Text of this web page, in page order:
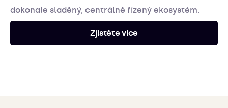
dokonale sladěný, centrálně řízený ekosystém.
Zjistěte více